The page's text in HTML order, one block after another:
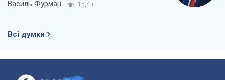
Василь Фурман 15,4 т.
Всі думки